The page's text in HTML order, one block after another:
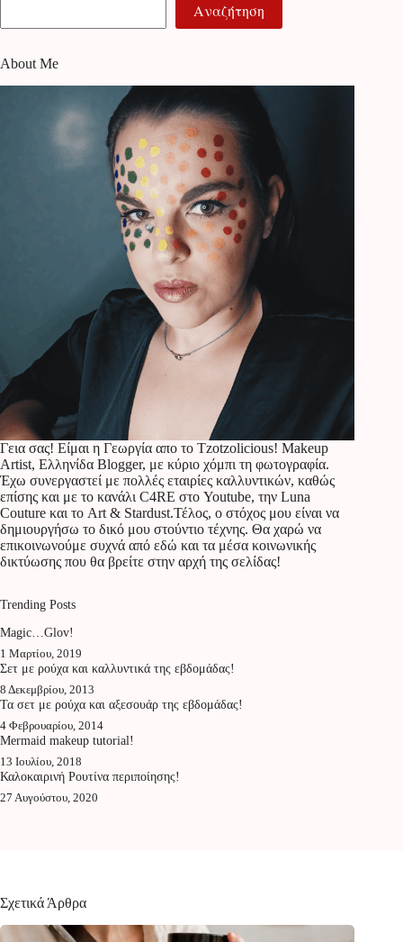
Αναζήτηση
About Me
Γεια σας! Είμαι η Γεωργία απο το Tzotzolicious! Makeup
Artist, Ελληνίδα Blogger, με κύριο χόμπι τη φωτογραφία.
Έχω συνεργαστεί με πολλές εταιρίες καλλυντικών, καθώς
επίσης και με το κανάλι C4RE στο Youtube, την Luna
Couture και το Art & Stardust.Τέλος, ο στόχος μου είναι να
δημιουργήσω το δικό μου στούντιο τέχνης. Θα χαρώ να
επικοινωνούμε συχνά από εδώ και τα μέσα κοινωνικής
δικτύωσης που θα βρείτε στην αρχή της σελίδας!
Trending Posts
Magic…Glov!
1 Μαρτίου, 2019
Σετ με ρούχα και καλλυντικά της εβδομάδας!
8 Δεκεμβρίου, 2013
Τα σετ με ρούχα και αξεσουάρ της εβδομάδας!
4 Φεβρουαρίου, 2014
Mermaid makeup tutorial!
13 Ιουλίου, 2018
Καλοκαιρινή Ρουτίνα περιποίησης!
27 Αυγούστου, 2020
Σχετικά Άρθρα